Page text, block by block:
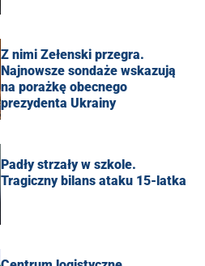
Z nimi Zełenski przegra.
Najnowsze sondaże wskazują
na porażkę obecnego
prezydenta Ukrainy
Padły strzały w szkole.
Tragiczny bilans ataku 15-latka